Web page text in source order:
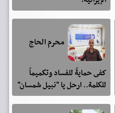
محرم الحاج
كفى حمايةً للفساد وتكميماً
للكلمة.. ارحل يا "نبيل شمسان"